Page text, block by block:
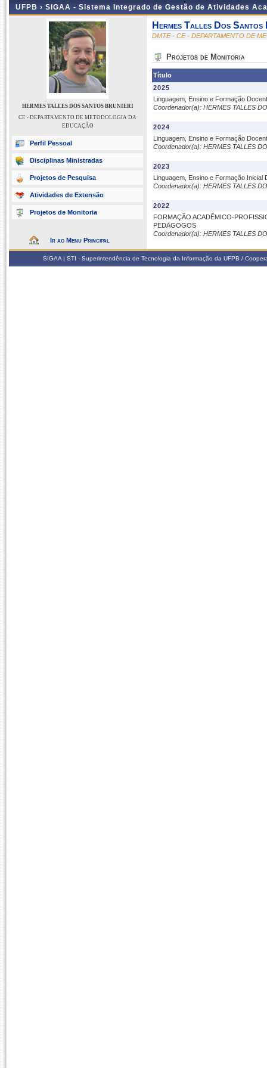
UFPB › SIGAA - Sistema Integrado de Gestão de Atividades
HERMES TALLES DOS SANTOS BRUNIERI
CE - DEPARTAMENTO DE METODOLOGIA DA
EDUCAÇÃO
Perfil Pessoal
Disciplinas Ministradas
Projetos de Pesquisa
Atividades de Extensão
Projetos de Monitoria
Ir ao Menu Principal
Hermes Talles Dos Santos
DMTE - CE - DEPARTAMENTO DE
Projetos de Monitoria
Título
2025
Linguagem, Ensino e Formação
Coordenador(a): HERMES TALLES
2024
Linguagem, Ensino e Formação
Coordenador(a): HERMES TALLES
2023
Linguagem, Ensino e Formação Inicial
Coordenador(a): HERMES TALLES
2022
FORMAÇÃO ACADÊMICO-
PEDAGOGOS
Coordenador(a): HERMES TALLES
SIGAA | STI - Superintendência de Tecnologia da Informação da UFPB /